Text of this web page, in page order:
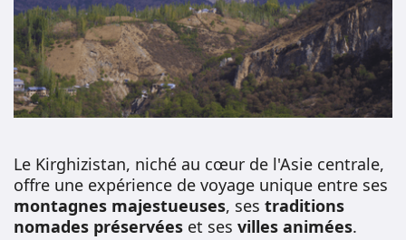
Le Kirghizistan, niché au cœur de l'Asie centrale,
offre une expérience de voyage unique entre ses
montagnes majestueuses, ses traditions
nomades préservées et ses villes animées.